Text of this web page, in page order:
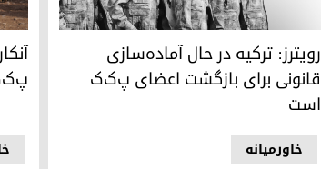
رویترز: ترکیه در حال آماده‌سازی قانونی برای
خاورمیانه
رویترز: ترکیه در حال آماده‌سازی
قانونی برای بازگشت اعضای پ‌ک‌ک
است